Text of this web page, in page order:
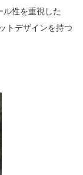
性を重視した
トデザインを持つ